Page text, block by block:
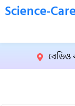
Science-
রেডিও